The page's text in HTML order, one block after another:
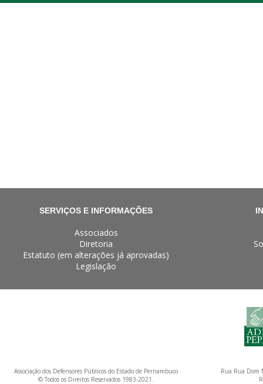
SERVIÇOS E INFORMAÇÕES
Associados
Diretoria
Estatuto (em alterações já aprovadas)
Legislação
Associação dos Defensores Públicos do Estado de Pernambuco
© Todos os Direitos Reservados 1983-2021.
Rua Rua Dom